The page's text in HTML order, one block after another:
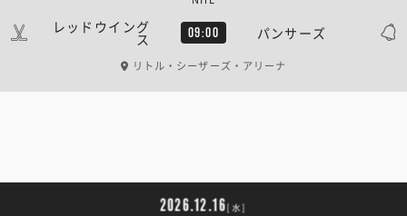
レッドウイング
ス 09:00 パンサーズ
リトル・シーザーズ・アリーナ
2026.12.16[水]